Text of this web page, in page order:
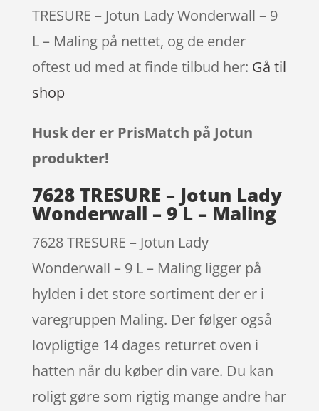
TRESURE – Jotun Lady Wonderwall – 9
L – Maling på nettet, og de ender
oftest ud med at finde tilbud her: Gå til
shop
Husk der er PrisMatch på Jotun
produkter!
7628 TRESURE – Jotun Lady
Wonderwall – 9 L – Maling
7628 TRESURE – Jotun Lady
Wonderwall – 9 L – Maling ligger på
hylden i det store sortiment der er i
varegruppen Maling. Der følger også
lovpligtige 14 dages returret oven i
hatten når du køber din vare. Du kan
roligt gøre som rigtig mange andre har